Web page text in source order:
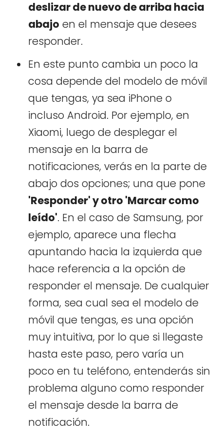
deslizar de nuevo de arriba hacia
abajo en el mensaje que desees
responder.
En este punto cambia un poco la
cosa depende del modelo de móvil
que tengas, ya sea iPhone o
incluso Android. Por ejemplo, en
Xiaomi, luego de desplegar el
mensaje en la barra de
notificaciones, verás en la parte de
abajo dos opciones; una que pone
'Responder' y otro 'Marcar como
leído'. En el caso de Samsung, por
ejemplo, aparece una flecha
apuntando hacia la izquierda que
hace referencia a la opción de
responder el mensaje. De cualquier
forma, sea cual sea el modelo de
móvil que tengas, es una opción
muy intuitiva, por lo que si llegaste
hasta este paso, pero varía un
poco en tu teléfono, entenderás sin
problema alguno como responder
el mensaje desde la barra de
notificación.